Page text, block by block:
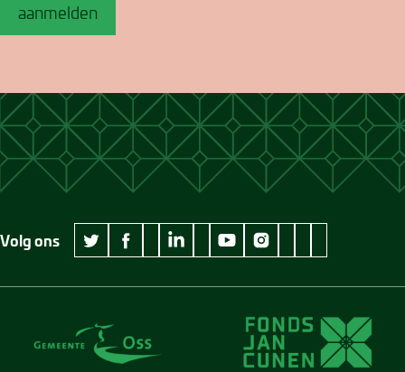
aanmelden
Volg ons
twitter Museum Jan Cunen
facebook Museum Jan Cunen
wikipedia Museum Jan Cunen
linkedin Museum Jan Cunen
googleplus Museum Jan Cunen
youtube Museum Jan Cunen
instagram Museum